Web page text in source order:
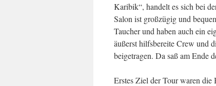
Karibik“, handelt es sich bei
Salon ist großzügig und
Taucher und haben auch ein
äußerst hilfsbereite Crew und
beigetragen. Da saß am Ende
Erstes Ziel der Tour waren